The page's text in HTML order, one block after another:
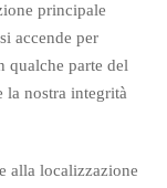
principale
accende per
qualche parte del
la nostra integrità
alla localizzazione